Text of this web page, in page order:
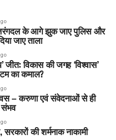
के आगे झुक जाए पुलिस और
जाए ताला
जीत: विकास की जगह ‘विश्वास’
का कमाल?
– करुणा एवं संवेदनाओं से ही
की शर्मनाक नाकामी